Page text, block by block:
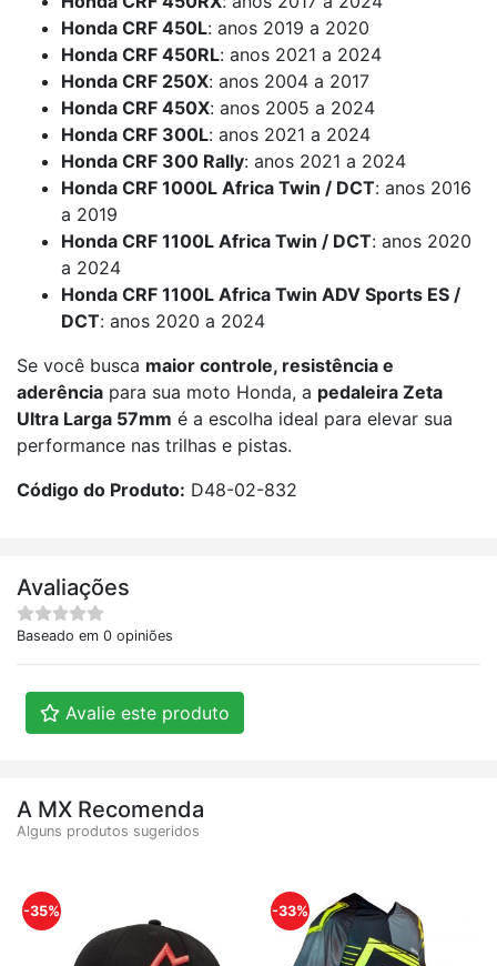
Honda CRF 450L: anos 2019 a 2020
Honda CRF 450RL: anos 2021 a 2024
Honda CRF 250X: anos 2004 a 2017
Honda CRF 450X: anos 2005 a 2024
Honda CRF 300L: anos 2021 a 2024
Honda CRF 300 Rally: anos 2021 a 2024
Honda CRF 1000L Africa Twin / DCT: anos 2016
a 2019
Honda CRF 1100L Africa Twin / DCT: anos 2020
a 2024
Honda CRF 1100L Africa Twin ADV Sports ES /
DCT: anos 2020 a 2024
Se você busca maior controle, resistência e
aderência para sua moto Honda, a pedaleira Zeta
Ultra Larga 57mm é a escolha ideal para elevar sua
performance nas trilhas e pistas.
Código do Produto: D48-02-832
Avaliações
Baseado em 0 opiniões
Avalie este produto
A MX Recomenda
Alguns produtos sugeridos
-35% -33%